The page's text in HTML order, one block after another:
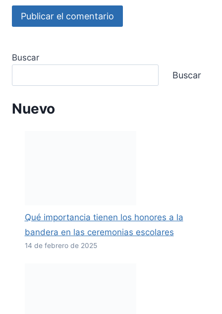
Buscar
Buscar
Nuevo
Qué importancia tienen los honores a la
bandera en las ceremonias escolares
14 de febrero de 2025